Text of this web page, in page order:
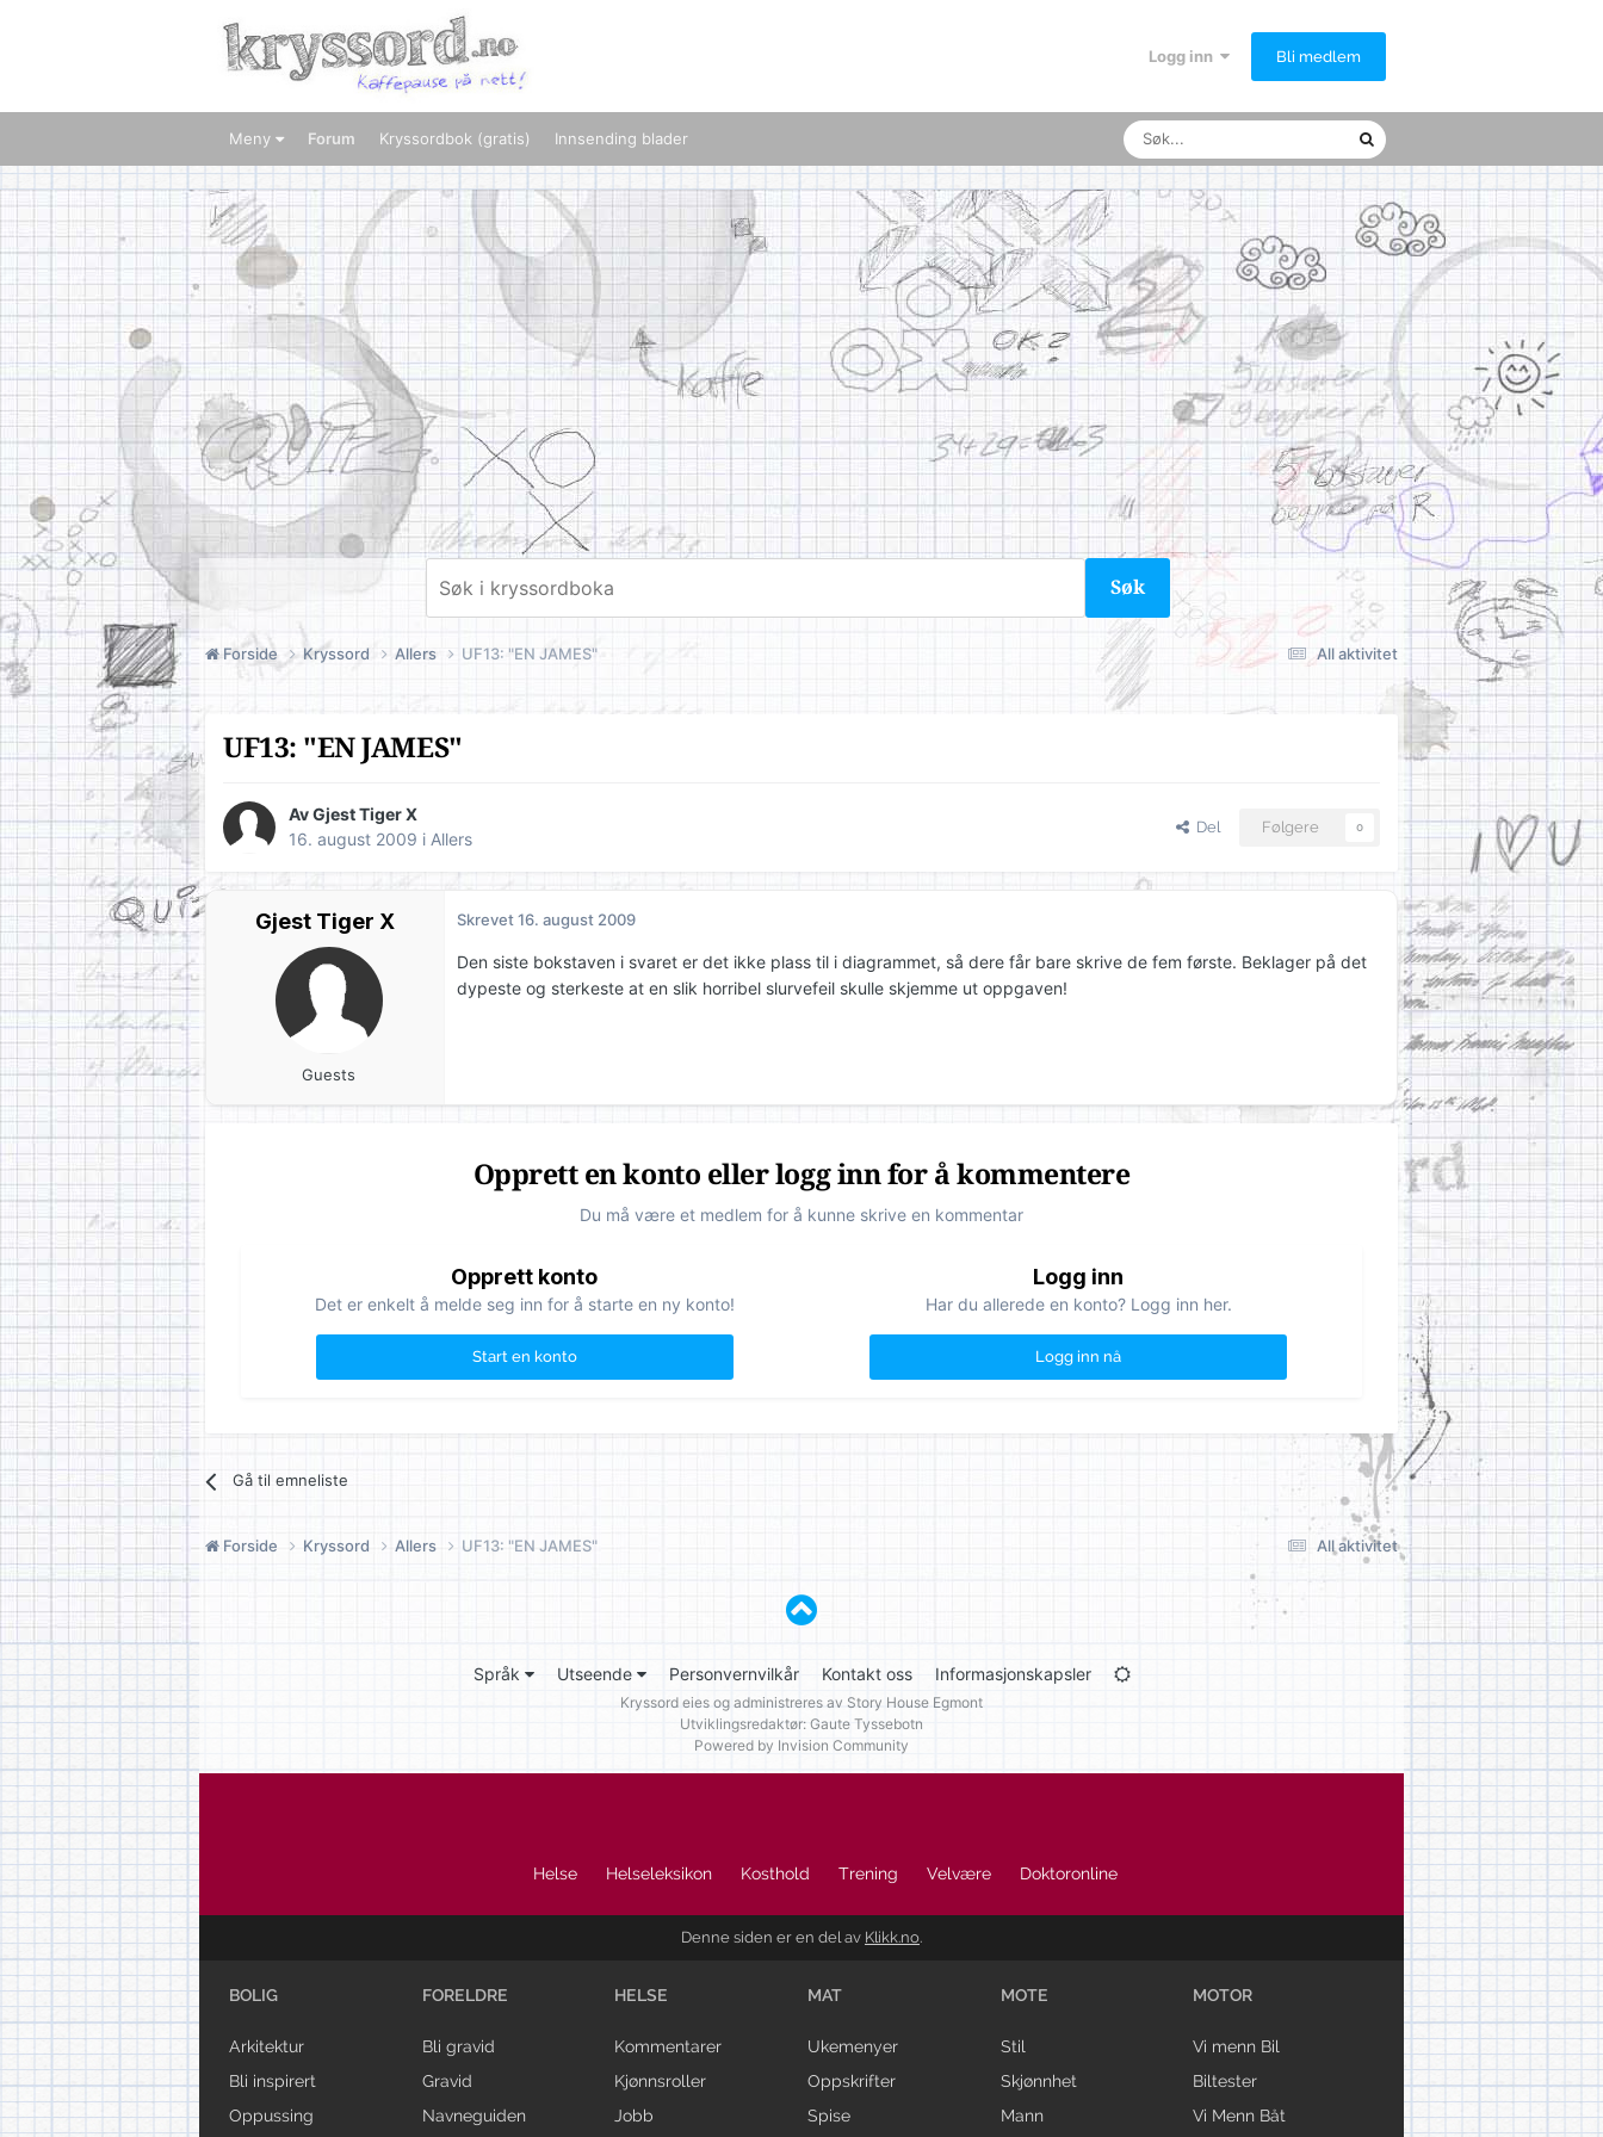
Logg inn Bli medlem
Meny Forum Kryssordbok (gratis) Innsending blader
Søk
All aktivitet
Forside Kryssord Allers UF13: "EN JAMES"
UF13: "EN JAMES"
Av Gjest Tiger X
16. august 2009 i Allers
Del Følgere 0
Gjest Tiger X
Guests
Skrevet16. august 2009
Den siste bokstaven i svaret er det ikke plass til i diagrammet, så dere får bare skrive de fem første. Beklager på det
dypeste og sterkeste at en slik horribel slurvefeil skulle skjemme ut oppgaven!
Opprett en konto eller logg inn for å kommentere
Du må være et medlem for å kunne skrive en kommentar
Opprett konto
Det er enkelt å melde seg inn for å starte en ny konto!
Start en konto
Logg inn
Har du allerede en konto? Logg inn her.
Logg inn nå
Gå til emneliste
All aktivitet
Forside Kryssord Allers UF13: "EN JAMES"
Språk Utseende Personvernvilkår Kontakt oss Informasjonskapsler
Kryssord eies og administreres av Story House Egmont
Utviklingsredaktør: Gaute Tyssebotn
Powered by Invision Community
Helse Helseleksikon Kosthold Trening Velvære Doktoronline
Denne siden er en del av Klikk.no.
BOLIG
Arkitektur
Bli inspirert
Oppussing
FORELDRE
Bli gravid
Gravid
Navneguiden
HELSE
Kommentarer
Kjønnsroller
Jobb
MAT
Ukemenyer
Oppskrifter
Spise
MOTE
Stil
Skjønnhet
Mann
MOTOR
Vi menn Bil
Biltester
Vi Menn Båt